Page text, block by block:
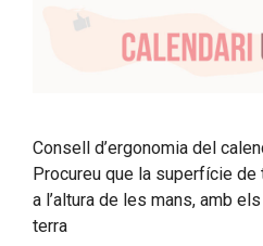
Consell d’ergonomia del
Procureu que la superfície
a l’altura de les mans, amb
terra